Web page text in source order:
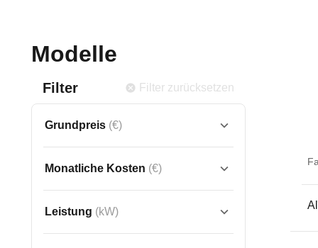
Modelle
Filter Filter zurücksetzen
Grundpreis (€)
Monatliche Kosten (€)
Leistung (kW)